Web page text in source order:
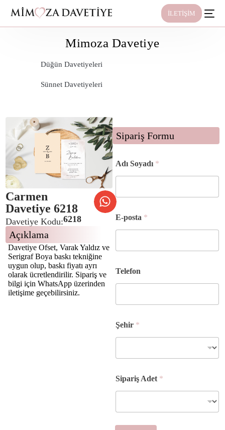
İLETİŞİM
Mimoza Davetiye
Düğün Davetiyeleri
Sünnet Davetiyeleri
Carmen
Davetiye 6218
Davetiye Kodu:6218
Açıklama
Davetiye Ofset, Varak Yaldız ve
Serigraf Boya baskı tekniğine
uygun olup, baskı fiyatı ayrı
olarak ücretlendirilir. Sipariş ve
bilgi için WhatsApp üzerinden
iletişime geçebilirsiniz.
Sipariş Formu
Adı Soyadı *
E-posta *
d
e
h
i
r
d
Telefon
Şehir *
Sipariş Adet *